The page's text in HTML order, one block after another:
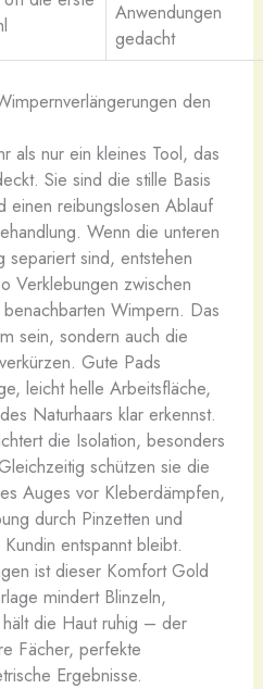
Anwendungen
gedacht
den
als nur ein kleines Tool, das
Sie sind die stille Basis
einen reibungslosen Ablauf
Wenn die unteren
separiert sind, entstehen
Verklebungen zwischen
Wimpern. Das
sein, sondern auch die
Gute Pads
leicht helle Arbeitsfläche,
Naturhaars klar erkennst.
die Isolation, besonders
schützen sie die
Auges vor Kleberdämpfen,
durch Pinzetten und
entspannt bleibt.
ist dieser Komfort Gold
mindert Blinzeln,
die Haut ruhig – der
Fächer, perfekte
Ergebnisse.